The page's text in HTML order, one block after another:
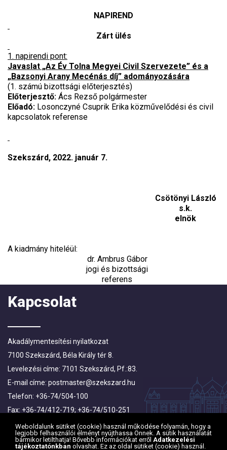
Weboldalunk sütiket (cookie) használ működése folyamán, hogy a
legjobb felhasználói élményt nyújthassa Önnek. A sütik használatát
bármikor letilthatja! Bővebb információkat erről Adatkezelési
tájékoztatónkban olvashat. Ez az oldal sütiket (cookie) használ.
NAPIREND
Zárt ülés
1. napirendi pont:
Javaslat „Az Év Tolna Megyei Civil Szervezete” és a
„Bazsonyi Arany Mecénás díj” adományozására
(1. számú bizottsági előterjesztés)
Előterjesztő: Ács Rezső polgármester
Előadó: Losonczyné Csuprik Erika közművelődési és civil
kapcsolatok referense
Szekszárd, 2022. január 7.
Csötönyi László
s.k.
elnök
A kiadmány hiteléül:
dr. Ambrus Gábor
jogi és bizottsági
referens
Kapcsolat
Akadálymentesítési nyilatkozat
7100 Szekszárd, Béla Király tér 8.
Levelezési címe: 7101 Szekszárd, Pf.:83.
E-mail címe: postmaster@szekszard.hu
Telefon: +36-74/504-100
Fax: +36-74/412-719; +36-74/510-251